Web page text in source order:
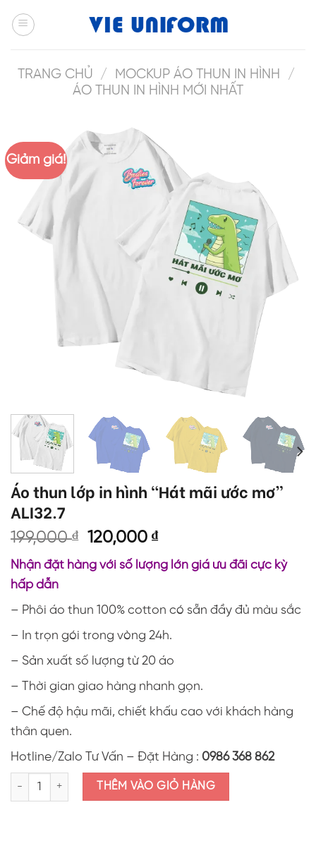
TRANG CHỦ / MOCKUP ÁO THUN IN HÌNH
/
ÁO THUN IN HÌNH MỚI NHẤT
Giảm giá!
Áo thun lớp in hình “Hát mãi ước mơ”
ALI32.7
199,000₫
Giá
là:
120,000₫Giá
hiện
tại
120,000 ₫.
Nhận đặt hàng với số lượng lớn giá ưu đãi cực kỳ
hấp dẫn
– Phôi áo thun 100% cotton có sẵn đầy đủ màu sắc
– In trọn gói trong vòng 24h.
– Sản xuất số lượng từ 20 áo
– Thời gian giao hàng nhanh gọn.
– Chế độ hậu mãi, chiết khấu cao với khách hàng
thân quen.
Hotline/Zalo Tư Vấn – Đặt Hàng : 0986 368 862
Áo thun lớp in hình "Hát mãi ước mơ" ALI32.7 số lượng
THÊM VÀO GIỎ HÀNG